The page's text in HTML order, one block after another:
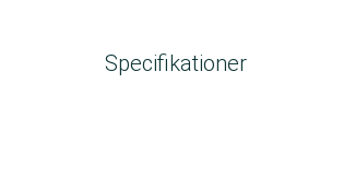
Specifikationer